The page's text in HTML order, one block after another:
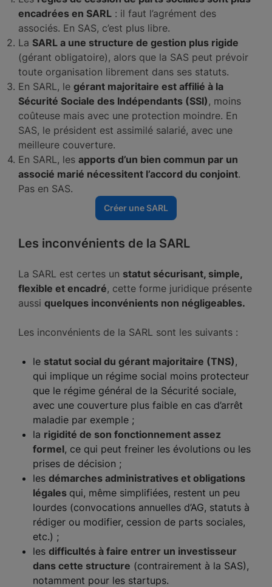
encadrées en SARL : il faut l’agrément des
associés. En SAS, c’est plus libre.
La SARL a une structure de gestion plus rigide
(gérant obligatoire), alors que la SAS peut prévoir
toute organisation librement dans ses statuts.
En SARL, le gérant majoritaire est affilié à la
Sécurité Sociale des Indépendants (SSI) , moins
coûteuse mais avec une protection moindre. En
SAS, le président est assimilé salarié, avec une
meilleure couverture.
En SARL, les apports d’un bien commun par un
associé marié nécessitent l’accord du conjoint.
Pas en SAS.
Créer une SARL
Les inconvénients de la SARL
La SARL est certes un statut sécurisant, simple,
flexible et encadré, cette forme juridique présente
aussi quelques inconvénients non négligeables.
Les inconvénients de la SARL sont les suivants :
le statut social du gérant majoritaire (TNS) ,
qui implique un régime social moins protecteur
que le régime général de la Sécurité sociale,
avec une couverture plus faible en cas d’arrêt
maladie par exemple ;
la rigidité de son fonctionnement assez
formel, ce qui peut freiner les évolutions ou les
prises de décision ;
les démarches administratives et obligations
légales qui, même simplifiées, restent un peu
lourdes (convocations annuelles d’AG, statuts à
rédiger ou modifier, cession de parts sociales,
etc.) ;
les difficultés à faire entrer un investisseur
dans cette structure (contrairement à la SAS),
notamment pour les startups.